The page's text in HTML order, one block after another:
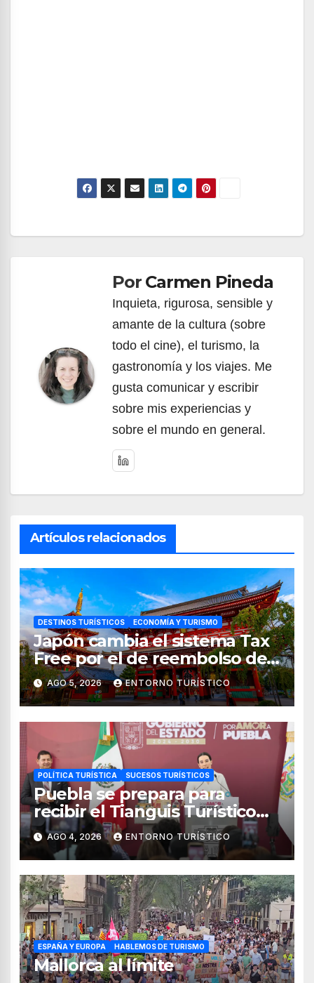
entradasPor Carmen Pineda
Inquieta, rigurosa, sensible y
amante de la cultura (sobre
todo el cine), el turismo, la
gastronomía y los viajes. Me
gusta comunicar y escribir
sobre mis experiencias y
sobre el mundo en general.
Artículos relacionados
DESTINOS TURÍSTICOS ECONOMÍA Y TURISMO
Japón cambia el sistema Tax
Free por el de reembolso de
impuestos desde noviembre
de 2026
AGO 5, 2026 ENTORNO TURÍSTICO
POLÍTICA TURÍSTICA SUCESOS TURÍSTICOS
Puebla se prepara para
recibir el Tianguis Turístico
México 2027
AGO 4, 2026 ENTORNO TURÍSTICO
ESPAÑA Y EUROPA HABLEMOS DE TURISMO
Mallorca al límite